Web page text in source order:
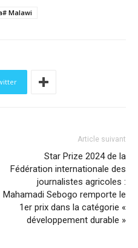
Malawi
Article suivant
Star Prize 2024 de la
Fédération internationale des
journalistes agricoles :
Mahamadi Sebogo remporte le
1er prix dans la catégorie «
développement durable »